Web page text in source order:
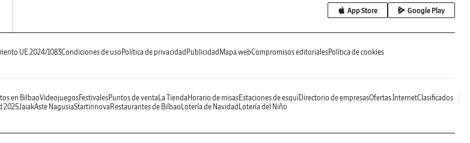
App Store Google Play
UE 2024/1083Condiciones de uso Política de privacidad Publicidad Mapa webCompromisos editorialesPolítica de cookies
en BilbaoVideojuegosFestivalesPuntos de venta La Tienda Horario de misasEstaciones de esquíDirectorio de empresasOfertas InternetClasificados
2025JaiakAste NagusiaStartinnova Restaurantes de Bilbao Lotería de Navidad Lotería del Niño